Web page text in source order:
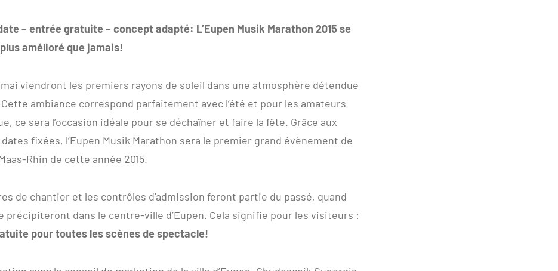
– entrée gratuite – concept adapté: L’Eupen Musik Marathon 2015 se
amélioré que jamais!
mai viendront les premiers rayons de soleil dans une atmosphère détendue
ambiance correspond parfaitement avec l’été et pour les amateurs
ce sera l’occasion idéale pour se déchaîner et faire la fête. Grâce aux
fixées, l’Eupen Musik Marathon sera le premier grand évènement de
Rhin de cette année 2015.
de chantier et les contrôles d’admission feront partie du passé, quand
précipiteront dans le centre-ville d’Eupen. Cela signifie pour les visiteurs :
pour toutes les scènes de spectacle!